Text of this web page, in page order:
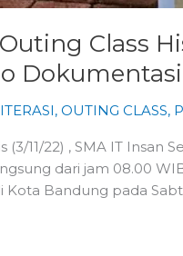
Class
, OUTING CLASS,
(3/11/22) , SMA IT
dari jam 08.00
Bandung pada